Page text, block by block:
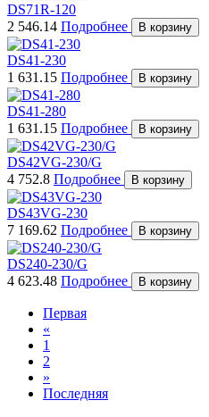
DS71R-120
2 546.14 Подробнее В корзину
DS41-230
1 631.15 Подробнее В корзину
DS41-280
1 631.15 Подробнее В корзину
DS42VG-230/G
4 752.8 Подробнее В корзину
DS43VG-230
7 169.62 Подробнее В корзину
DS240-230/G
4 623.48 Подробнее В корзину
Первая
«
1
2
»
Последняя